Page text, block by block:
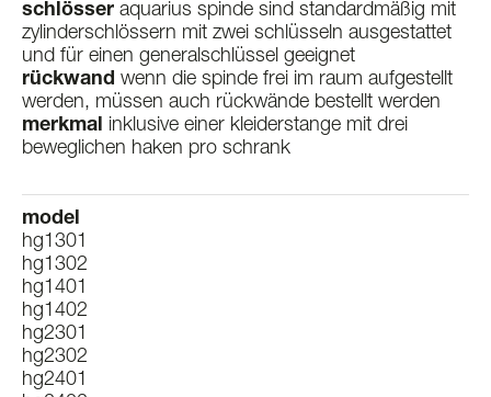
schlösser aquarius spinde sind standardmäßig mit
zylinderschlössern mit zwei schlüsseln ausgestattet
und für einen generalschlüssel geeignet
rückwand wenn die spinde frei im raum aufgestellt
werden, müssen auch rückwände bestellt werden
merkmal inklusive einer kleiderstange mit drei
beweglichen haken pro schrank
model
hg1301
hg1302
hg1401
hg1402
hg2301
hg2302
hg2401